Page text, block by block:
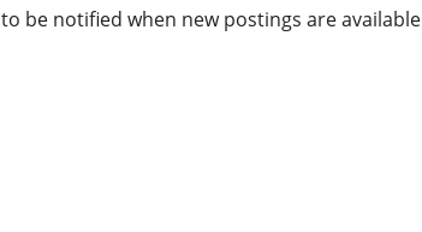
to be notified when new postings are available